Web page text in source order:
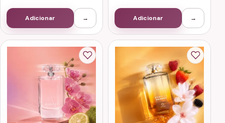
Adicionar → Adicionar →